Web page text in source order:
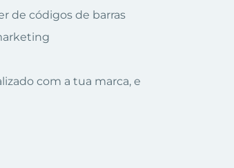
de códigos de barras
com a tua marca, e